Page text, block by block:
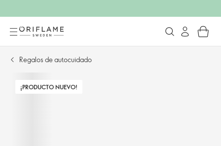
Regalos de autocuidado
¡PRODUCTO NUEVO!